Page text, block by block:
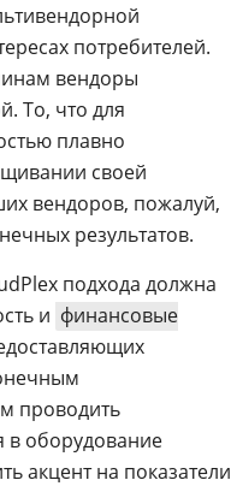
потребителей.
вендоры
То, что для
плавно
своей
вендоров, пожалуй,
результатов.
подхода должна
и финансовые
проводить
в оборудование
акцент на показатели